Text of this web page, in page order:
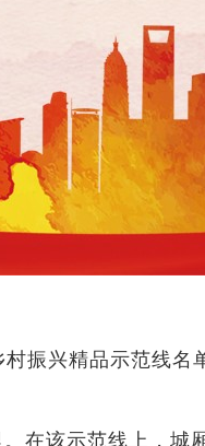
振兴精品示范线名
在该示范线上，城